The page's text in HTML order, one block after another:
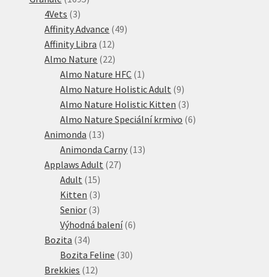
4Vets 33
produkty
Affinity Advance 4949
Affinity Libra 1212
produktů
Almo Nature 2222
produktů
Almo Nature HFC 1 1
produkt
Almo Nature Holistic Adult 99
produktů
Almo Nature Holistic Kitten 33
produkty
Almo Nature Speciální krmivo 66
Animonda 1313
produktů
Animonda Carny 1313
Applaws Adult 2727
Adult 1515
produktů
Kitten 33
produkty
Senior 33
produkty
Výhodná balení 66
Bozita 3434
produktů
Bozita Feline 3030
Brekkies 1212